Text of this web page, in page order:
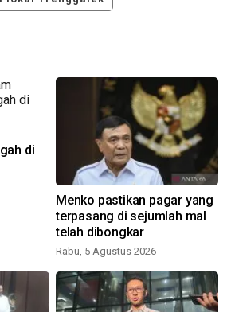
di
Menko pastikan pagar yang
terpasang di sejumlah mal
telah dibongkar
Rabu, 5 Agustus 2026